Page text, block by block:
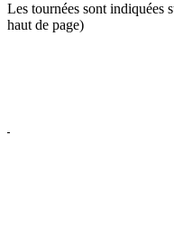
Les tournées sont indiquées
haut de page)